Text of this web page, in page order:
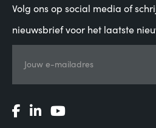
Volg ons op social media of
nieuwsbrief voor het laatste
Jouw e-mailadres